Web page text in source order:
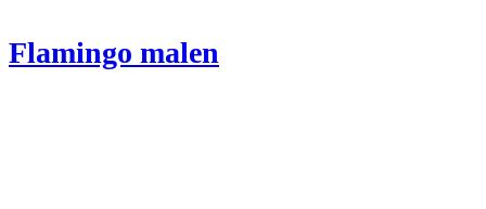
Flamingo malen